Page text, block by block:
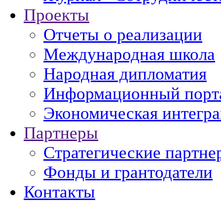
Проекты
Отчеты о реализации
Международная школа
Народная дипломатия
Информационный
Экономическая
Партнеры
Стратегические
Фонды и грантодатели
Контакты